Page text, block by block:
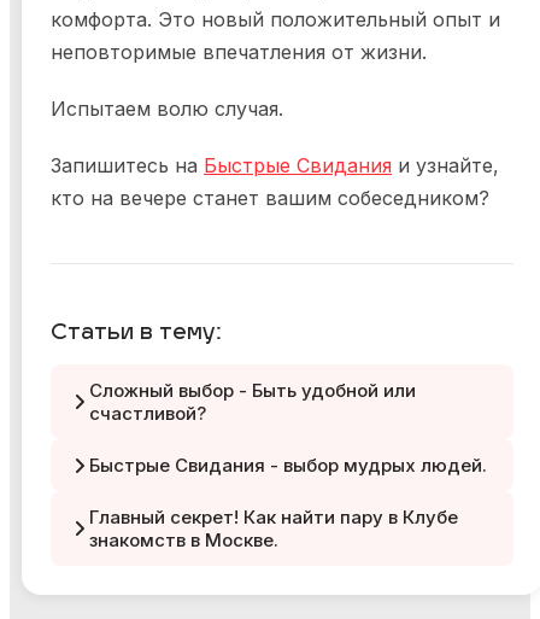
комфорта. Это новый положительный опыт и
неповторимые впечатления от жизни.
Испытаем волю случая.
Запишитесь на Быстрые Свидания и узнайте,
кто на вечере станет вашим собеседником?
Статьи в тему:
Сложный выбор - Быть удобной или
счастливой?
Быстрые Свидания - выбор мудрых людей.
Главный секрет! Как найти пару в Клубе
знакомств в Москве.